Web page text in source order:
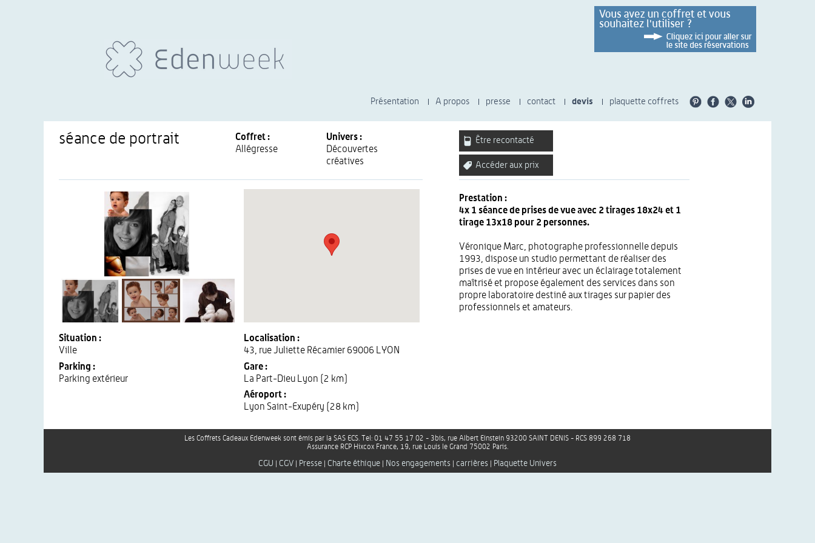
Présentation A propos presse contact devis plaquette coffrets
séance de portrait
Coffret :
Allégresse
Univers :
Découvertes
créatives
Être recontacté
Accéder aux prix
Situation :
Ville
Parking :
Parking extérieur
Localisation :
43, rue Juliette Récamier 69006 LYON
Gare :
La Part-Dieu Lyon (2 km)
Aéroport :
Lyon Saint-Exupéry (28 km)
Prestation :
4x 1 séance de prises de vue avec 2 tirages 18x24 et 1
tirage 13x18 pour 2 personnes.
Véronique Marc, photographe professionnelle depuis
1993, dispose un studio permettant de réaliser des
prises de vue en intérieur avec un éclairage totalement
maîtrisé et propose également des services dans son
propre laboratoire destiné aux tirages sur papier des
professionnels et amateurs.
Les Coffrets Cadeaux Edenweek sont émis par la SAS ECS. Tel: 01 47 55 17 02 - 3bis, rue Albert Einstein 93200 SAINT DENIS - RCS 899 268 718
Assurance RCP Hixcox France, 19, rue Louis le Grand 75002 Paris.
CGU CGV Presse Charte éthique Nos engagements carrières Plaquette Univers